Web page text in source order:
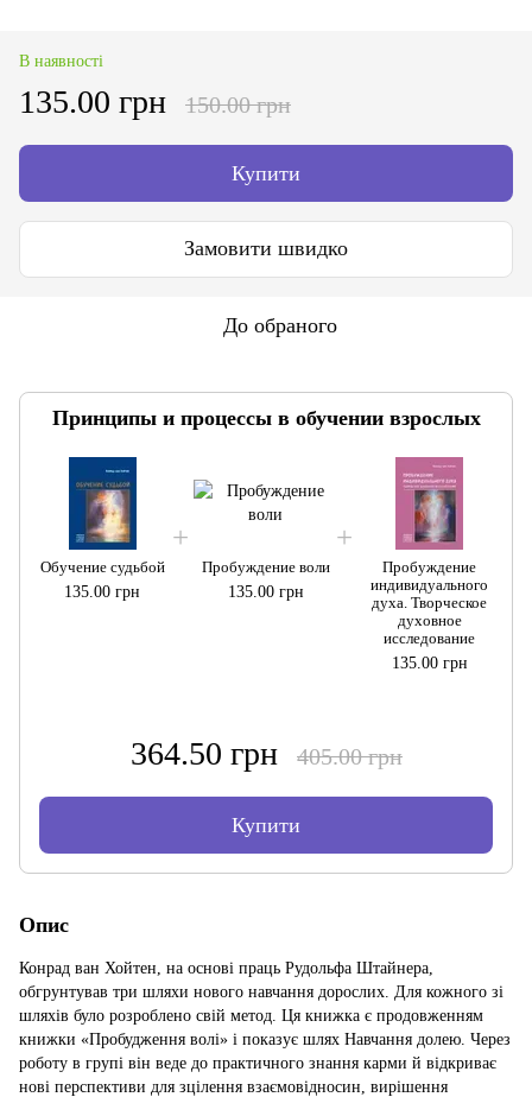
В наявності
135.00 грн 150.00 грн
Купити
Замовити швидко
До обраного
Принципы и процессы в обучении взрослых
Обучение судьбой
135.00 грн
Пробуждение воли
135.00 грн
Пробуждение
индивидуального
духа. Творческое
духовное
исследование
135.00 грн
364.50 грн 405.00 грн
Купити
Опис
Конрад ван Хойтен, на основі праць Рудольфа Штайнера,
обгрунтував три шляхи нового навчання дорослих. Для кожного зі
шляхів було розроблено свій метод. Ця книжка є продовженням
книжки «Пробудження волі» і показує шлях Навчання долею. Через
роботу в групі він веде до практичного знання карми й відкриває
нові перспективи для зцілення взаємовідносин, вирішення